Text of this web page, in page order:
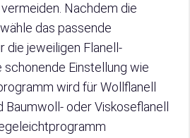
Nachdem die
das passende
die jeweiligen Flanell-
schonende Einstellung wie
wird für Wollflanell
oder Viskoseflanell